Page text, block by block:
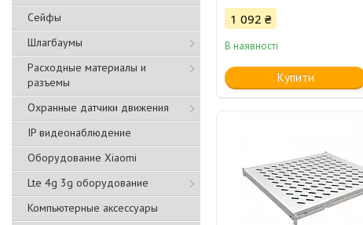
Сейфы
Шлагбаумы
Расходные материалы и
разъемы
Охранные датчики движения
IP видеонаблюдение
Оборудование Xiaomi
Lte 4g 3g оборудование
Компьютерные аксессуары
1 092 ₴
В наявності
Купити